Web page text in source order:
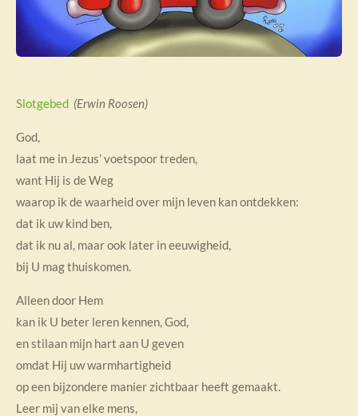
Slotgebed (Erwin Roosen)
God,
laat me in Jezus’ voetspoor treden,
want Hij is de Weg
waarop ik de waarheid over mijn leven kan ontdekken:
dat ik uw kind ben,
dat ik nu al, maar ook later in eeuwigheid,
bij U mag thuiskomen.
Alleen door Hem
kan ik U beter leren kennen, God,
en stilaan mijn hart aan U geven
omdat Hij uw warmhartigheid
op een bijzondere manier zichtbaar heeft gemaakt.
Leer mij van elke mens,